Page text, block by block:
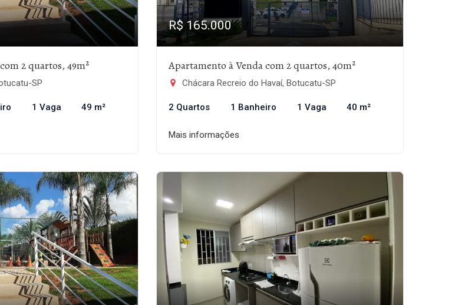
2 quartos, 49m²
SP
1 Vaga 49 m²
R$ 165.000
Apartamento à Venda com 2 quartos, 40m²
Chácara Recreio do Havaí, Botucatu-SP
2 Quartos 1 Banheiro 1 Vaga 40 m²
Mais informações